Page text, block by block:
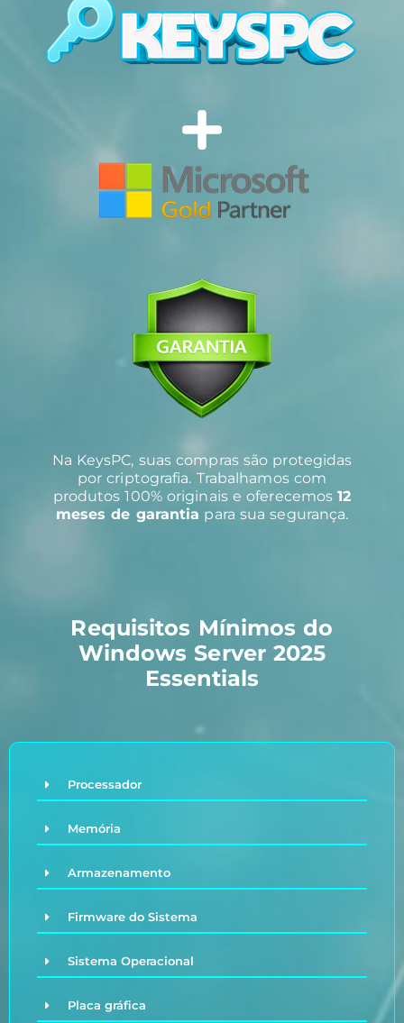
Na KeysPC, suas compras são protegidas
por criptografia. Trabalhamos com
produtos 100% originais e oferecemos12
meses de garantia para sua segurança.
Requisitos Mínimos do
Windows Server 2025
Essentials
Processador
Memória
Armazenamento
Firmware do Sistema
Sistema Operacional
Placa gráfica